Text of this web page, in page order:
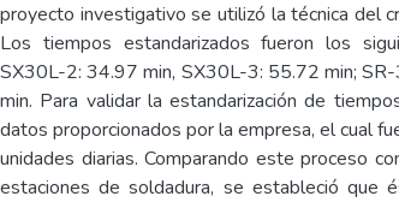
proyecto investigativo se utilizó la técnica del
Los tiempos estandarizados fueron los
SX30L-2: 34.97 min, SX30L-3: 55.72 min;
min. Para validar la estandarización de
datos proporcionados por la empresa, el cual
unidades diarias. Comparando este proceso
estaciones de soldadura, se estableció que